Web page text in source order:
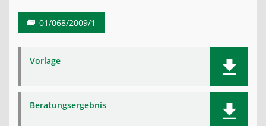
01/068/2009/1
Vorlage
Beratungsergebnis